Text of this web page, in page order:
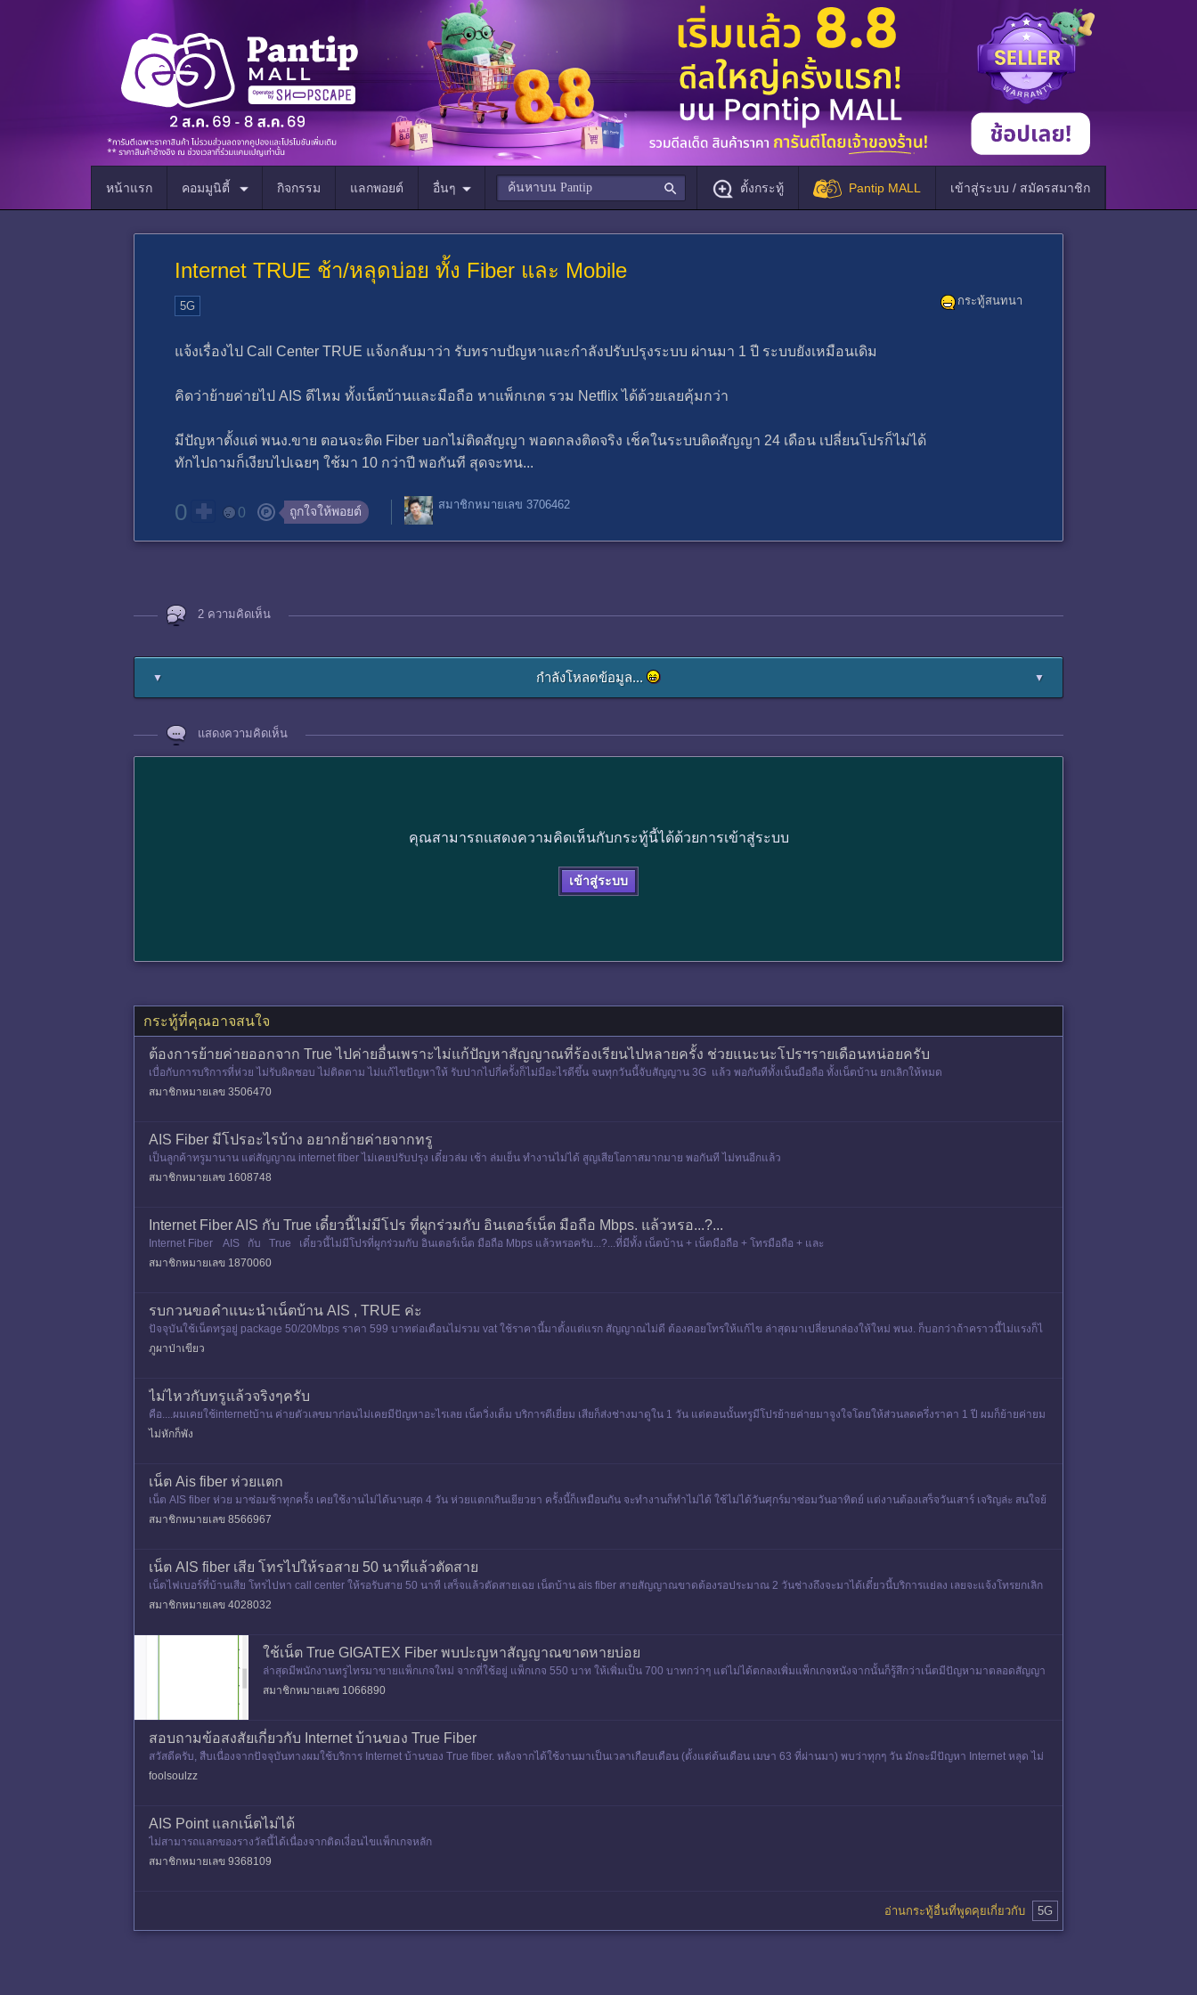
หน้าแรก คอมมูนิตี้ กิจกรรม แลกพอยต์ อื่นๆ ตั้งกระทู้ Pantip MALL เข้าสู่ระบบ / สมัครสมาชิก
Internet TRUE ช้า/หลุดบ่อย ทั้ง Fiber และ Mobile
กระทู้สนทนา
5G
แจ้งเรื่องไป Call Center TRUE แจ้งกลับมาว่า รับทราบปัญหาและกำลังปรับปรุงระบบ ผ่านมา 1 ปี ระบบยังเหมือนเดิม
คิดว่าย้ายค่ายไป AIS ดีไหม ทั้งเน็ตบ้านและมือถือ หาแพ็กเกต รวม Netflix ได้ด้วยเลยคุ้มกว่า
มีปัญหาตั้งแต่ พนง.ขาย ตอนจะติด Fiber บอกไม่ติดสัญญา พอตกลงติดจริง เช็คในระบบติดสัญญา 24 เดือน เปลี่ยนโปรก็ไม่ได้
ทักไปถามก็เงียบไปเฉยๆ ใช้มา 10 กว่าปี พอกันที สุดจะทน...
0 0 ถูกใจให้พอยต์ สมาชิกหมายเลข 3706462
2 ความคิดเห็น
▼ กำลังโหลดข้อมูล... ▼
แสดงความคิดเห็น
คุณสามารถแสดงความคิดเห็นกับกระทู้นี้ได้ด้วยการเข้าสู่ระบบ
เข้าสู่ระบบ
กระทู้ที่คุณอาจสนใจ
ต้องการย้ายค่ายออกจาก True ไปค่ายอื่นเพราะไม่แก้ปัญหาสัญญาณที่ร้องเรียนไปหลายครั้ง ช่วยแนะนะโปรฯรายเดือนหน่อยครับ
เบื่อกับการบริการที่ห่วย ไม่รับผิดชอบ ไม่ติดตาม ไม่แก้ไขปัญหาให้ รับปากไปกี่ครั้งก็ไม่มีอะไรดีขึ้น จนทุกวันนี้จับสัญญาน 3G แล้ว พอกันทีทั้งเน็นมือถือ ทั้งเน็ตบ้าน ยกเลิกให้หมด
สมาชิกหมายเลข 3506470
AIS Fiber มีโปรอะไรบ้าง อยากย้ายค่ายจากทรู
เป็นลูกค้าทรูมานาน แต่สัญญาณ internet fiber ไม่เคยปรับปรุง เดี๋ยวล่ม เช้า ล่มเย็น ทำงานไม่ได้ สูญเสียโอกาสมากมาย พอกันที ไม่ทนอีกแล้ว
สมาชิกหมายเลข 1608748
Internet Fiber AIS กับ True เดี๋ยวนี้ไม่มีโปร ที่ผูกร่วมกับ อินเตอร์เน็ต มือถือ Mbps. แล้วหรอ...?...
Internet Fiber AIS กับ True เดี๋ยวนี้ไม่มีโปรที่ผูกร่วมกับ อินเตอร์เน็ต มือถือ Mbps แล้วหรอครับ...?...ที่มีทั้ง เน็ตบ้าน + เน็ตมือถือ + โทรมือถือ + และ
สมาชิกหมายเลข 1870060
รบกวนขอคำแนะนำเน็ตบ้าน AIS , TRUE ค่ะ
ปัจจุบันใช้เน็ตทรูอยู่ package 50/20Mbps ราคา 599 บาทต่อเดือนไม่รวม vat ใช้ราคานี้มาตั้งแต่แรก สัญญาณไม่ดี ต้องคอยโทรให้แก้ไข ล่าสุดมาเปลี่ยนกล่องให้ใหม่ พนง. ก็บอกว่าถ้าคราวนี้ไม่แรงก็ไ
ม่รู้จะว่ายังไ
ภูผาป่าเขียว
ไม่ไหวกับทรูแล้วจริงๆครับ
คือ....ผมเคยใช้internetบ้าน ค่ายตัวเลขมาก่อนไม่เคยมีปัญหาอะไรเลย เน็ตวิ่งเต็ม บริการดีเยี่ยม เสียก็ส่งช่างมาดูใน 1 วัน แต่ตอนนั้นทรูมีโปรย้ายค่ายมาจูงใจโดยให้ส่วนลดครึ่งราคา 1 ปี ผมก็ย้ายค่ายม
าใช้ดู
ไม่หักก็พัง
เน็ต Ais fiber ห่วยแตก
เน็ต AIS fiber ห่วย มาซ่อมช้าทุกครั้ง เคยใช้งานไม่ได้นานสุด 4 วัน ห่วยแตกเกินเยียวยา ครั้งนี้ก็เหมือนกัน จะทำงานก็ทำไม่ได้ ใช้ไม่ได้วันศุกร์มาซ่อมวันอาทิตย์ แต่งานต้องเสร็จวันเสาร์ เจริญล่ะ สนใจย้
ายค
สมาชิกหมายเลข 8566967
เน็ต AIS fiber เสีย โทรไปให้รอสาย 50 นาทีแล้วตัดสาย
เน็ตไฟเบอร์ที่บ้านเสีย โทรไปหา call center ให้รอรับสาย 50 นาที เสร็จแล้วตัดสายเฉย เน็ตบ้าน ais fiber สายสัญญาณขาดต้องรอประมาณ 2 วันช่างถึงจะมาได้เดี๋ยวนี้บริการแย่ลง เลยจะแจ้งโทรยกเลิก
บริการเพื่อเปลี่
สมาชิกหมายเลข 4028032
ใช้เน็ต True GIGATEX Fiber พบปะญหาสัญญาณขาดหายบ่อย
ล่าสุดมีพนักงานทรูไทรมาขายแพ็กเกจใหม่ จากที่ใช้อยู่ แพ็กเกจ 550 บาท ให้เพิ่มเป็น 700 บาทกว่าๆ แต่ไม่ได้ตกลงเพิ่มแพ็กเกจหนังจากนั้นก็รู้สึกว่าเน็ตมีปัญหามาตลอดสัญญา
ณขาดๆ หายๆ คือสายเน็ตมันสกิตกันอยู่หร
สมาชิกหมายเลข 1066890
สอบถามข้อสงสัยเกี่ยวกับ Internet บ้านของ True Fiber
สวัสดีครับ, สืบเนื่องจากปัจจุบันทางผมใช้บริการ Internet บ้านของ True fiber. หลังจากได้ใช้งานมาเป็นเวลาเกือบเดือน (ตั้งแต่ต้นเดือน เมษา 63 ที่ผ่านมา) พบว่าทุกๆ วัน มักจะมีปัญหา Internet หลุด ไม่
ถึงหนึ่
foolsoulzz
AIS Point แลกเน็ตไม่ได้
ไม่สามารถแลกของรางวัลนี้ได้เนื่องจากติดเงี่อนไขแพ็กเกจหลัก
สมาชิกหมายเลข 9368109
อ่านกระทู้อื่นที่พูดคุยเกี่ยวกับ 5G